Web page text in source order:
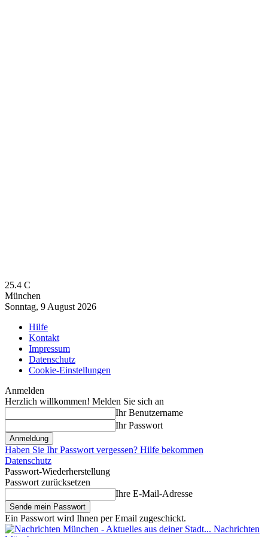
25.4 C
München
Sonntag, 9 August 2026
Hilfe
Kontakt
Impressum
Datenschutz
Cookie-Einstellungen
Anmelden
Herzlich willkommen! Melden Sie sich an
Ihr Benutzername
Ihr Passwort
Haben Sie Ihr Passwort vergessen? Hilfe bekommen
Datenschutz
Passwort-Wiederherstellung
Passwort zurücksetzen
Ihre E-Mail-Adresse
Ein Passwort wird Ihnen per Email zugeschickt.
Nachrichten